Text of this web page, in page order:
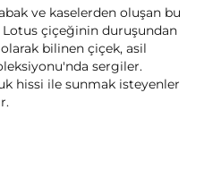
ve kaselerden oluşan bu
Lotus çiçeğinin duruşundan
bilinen çiçek, asil
sergiler.
hissi ile sunmak isteyenler